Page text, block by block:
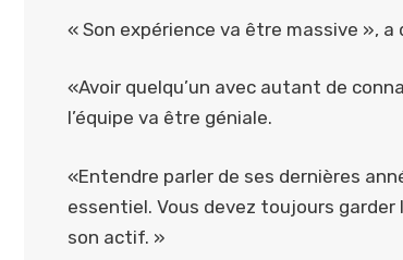
« Son expérience va être massive »,
«Avoir quelqu’un avec autant de
l’équipe va être géniale.
«Entendre parler de ses dernières
essentiel. Vous devez toujours
son actif. »